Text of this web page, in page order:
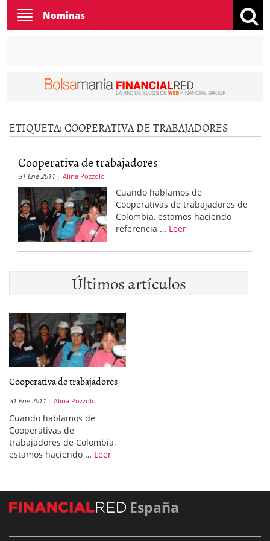
Toggle
navigation
Nominas
ETIQUETA:COOPERATIVA DE TRABAJADORES
Cooperativa de trabajadores
31 Ene 2011 Alina Pozzolo
Cuando hablamos de
Cooperativas de trabajadores de
Colombia, estamos haciendo
referencia … Leer
Últimos artículos
Cooperativa de trabajadores
31 Ene 2011 Alina Pozzolo
Cuando hablamos de
Cooperativas de
trabajadores de Colombia,
estamos haciendo … Leer
España